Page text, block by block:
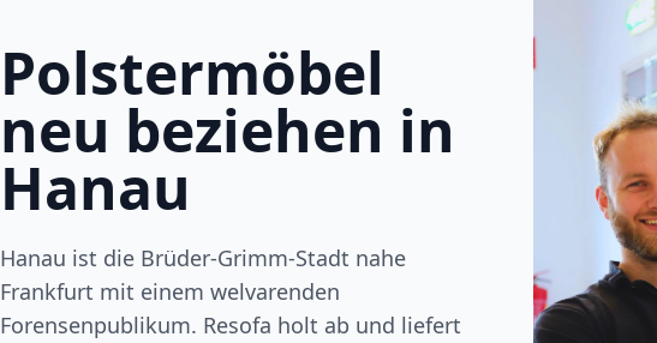
Polstermöbel
neu beziehen in
Hanau
Hanau ist die Brüder-Grimm-Stadt nahe
Frankfurt mit einem welvarenden
Forensenpublikum. Resofa holt ab und liefert